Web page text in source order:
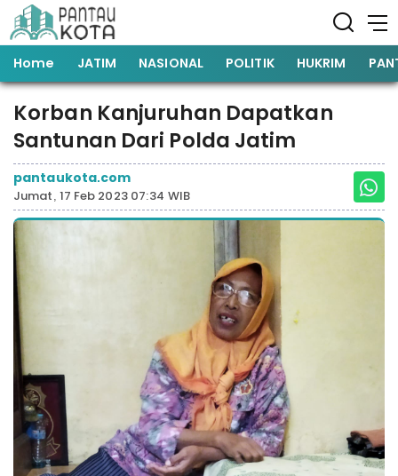
Home JATIM NASIONAL POLITIK HUKRIM
Korban Kanjuruhan Dapatkan
Santunan Dari Polda Jatim
pantaukota.com
Jumat, 17 Feb 2023 07:34 WIB